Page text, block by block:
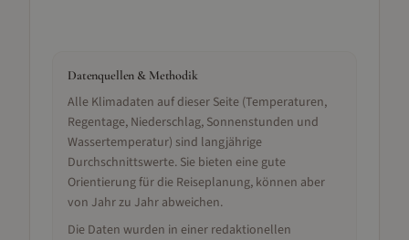
Datenquellen & Methodik
Alle Klimadaten auf dieser Seite (Temperaturen,
Regentage, Niederschlag, Sonnenstunden und
Wassertemperatur) sind langjährige
Durchschnittswerte. Sie bieten eine gute
Orientierung für die Reiseplanung, können aber
von Jahr zu Jahr abweichen.
Die Daten wurden in einer redaktionellen